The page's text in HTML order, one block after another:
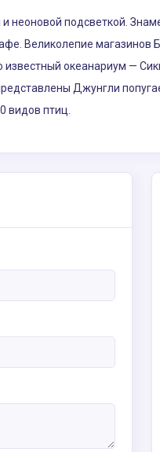
подсветкой.
Великолепие магазинов
океанариум —
Джунгли
видов птиц.